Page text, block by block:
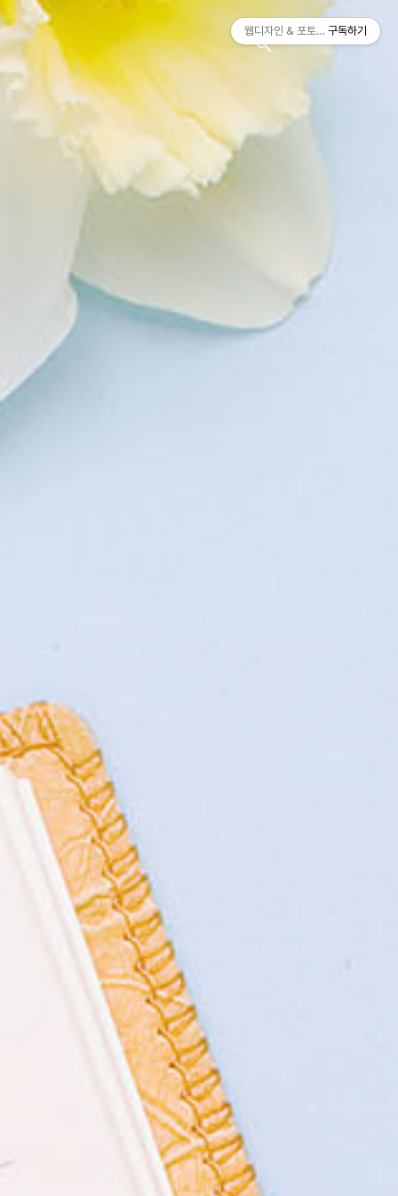
search
티스토리툴바
웹디자인 & 포토샵 구독하기